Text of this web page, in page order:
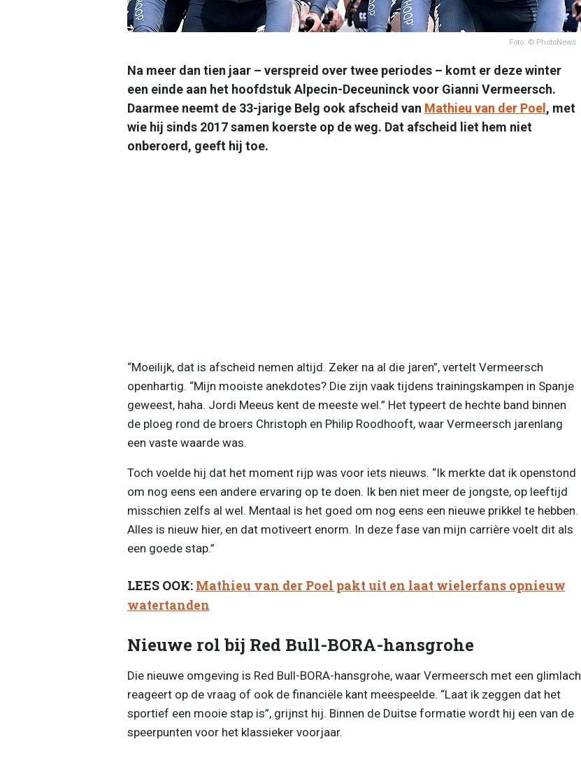
Foto: © PhotoNews
Na meer dan tien jaar – verspreid over twee periodes – komt er deze winter
een einde aan het hoofdstuk Alpecin-Deceuninck voor Gianni Vermeersch.
Daarmee neemt de 33-jarige Belg ook afscheid van Mathieu van der Poel, met
wie hij sinds 2017 samen koerste op de weg. Dat afscheid liet hem niet
onberoerd, geeft hij toe.
“Moeilijk, dat is afscheid nemen altijd. Zeker na al die jaren”, vertelt Vermeersch
openhartig. “Mijn mooiste anekdotes? Die zijn vaak tijdens trainingskampen in Spanje
geweest, haha. Jordi Meeus kent de meeste wel.” Het typeert de hechte band binnen
de ploeg rond de broers Christoph en Philip Roodhooft, waar Vermeersch jarenlang
een vaste waarde was.
Toch voelde hij dat het moment rijp was voor iets nieuws. “Ik merkte dat ik openstond
om nog eens een andere ervaring op te doen. Ik ben niet meer de jongste, op leeftijd
misschien zelfs al wel. Mentaal is het goed om nog eens een nieuwe prikkel te hebben.
Alles is nieuw hier, en dat motiveert enorm. In deze fase van mijn carrière voelt dit als
een goede stap.”
LEES OOK: Mathieu van der Poel pakt uit en laat wielerfans opnieuw
watertanden
Nieuwe rol bij Red Bull-BORA-hansgrohe
Die nieuwe omgeving is Red Bull-BORA-hansgrohe, waar Vermeersch met een glimlach
reageert op de vraag of ook de financiële kant meespeelde. “Laat ik zeggen dat het
sportief een mooie stap is”, grijnst hij. Binnen de Duitse formatie wordt hij een van de
speerpunten voor het klassieker voorjaar.